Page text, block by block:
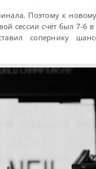
Поэтому к
сессии счёт был 7-6
сопернику